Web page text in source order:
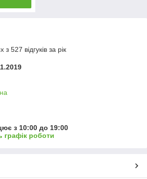
527 відгуків за рік
з 10:00 до 19:00
графік роботи